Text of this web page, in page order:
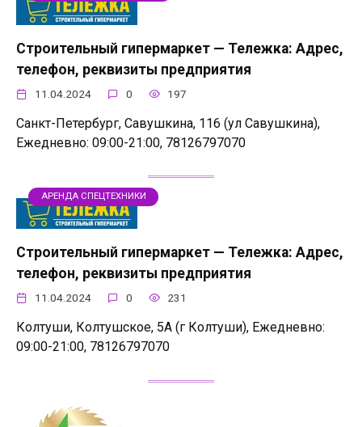
Строительный гипермаркет — Тележка: Адрес,
телефон, реквизиты предприятия
11.04.2024 0 197
Санкт-Петербург, Савушкина, 116 (ул Савушкина),
Ежедневно: 09:00-21:00, 78126797070
АРЕНДА СПЕЦТЕХНИКИ
Строительный гипермаркет — Тележка: Адрес,
телефон, реквизиты предприятия
11.04.2024 0 231
Колтуши, Колтушское, 5А (г Колтуши), Ежедневно:
09:00-21:00, 78126797070